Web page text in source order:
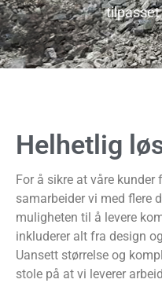
Helhetlig
For å sikre at våre
samarbeider vi med flere
muligheten til å levere
inkluderer alt fra design
Uansett størrelse og
stole på at vi leverer